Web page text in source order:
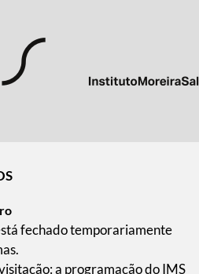
fechado temporariamente
a programação do IMS